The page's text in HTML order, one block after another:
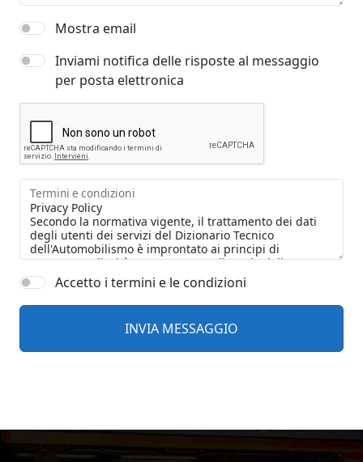
Mostra email
Inviami notifica delle risposte al messaggio
per posta elettronica
Termini e condizioni
Accetto i termini e le condizioni